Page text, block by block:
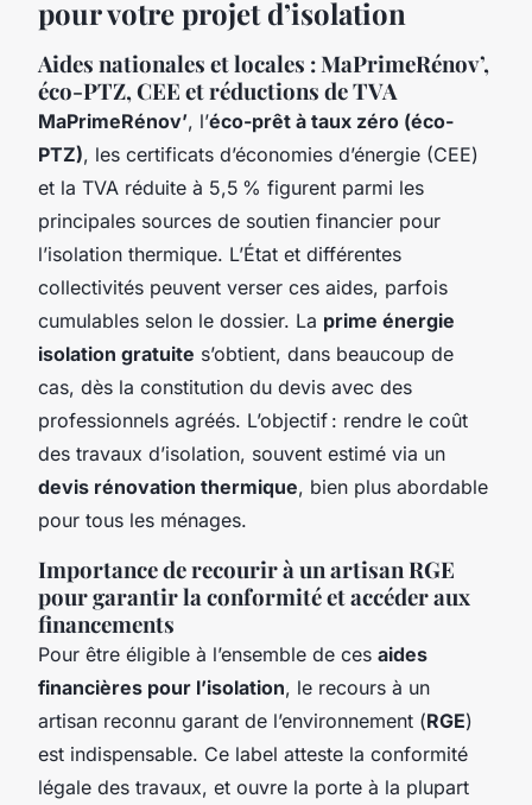
pour votre projet d’isolation
Aides nationales et locales : MaPrimeRénov’,
éco-PTZ, CEE et réductions de TVA
MaPrimeRénov’, l’éco-prêt à taux zéro (éco-
PTZ), les certificats d’économies d’énergie (CEE)
et la TVA réduite à 5,5 % figurent parmi les
principales sources de soutien financier pour
l’isolation thermique. L’État et différentes
collectivités peuvent verser ces aides, parfois
cumulables selon le dossier. La prime énergie
isolation gratuite s’obtient, dans beaucoup de
cas, dès la constitution du devis avec des
professionnels agréés. L’objectif : rendre le coût
des travaux d’isolation, souvent estimé via un
devis rénovation thermique, bien plus abordable
pour tous les ménages.
Importance de recourir à un artisan RGE
pour garantir la conformité et accéder aux
financements
Pour être éligible à l’ensemble de ces aides
financières pour l’isolation, le recours à un
artisan reconnu garant de l’environnement (RGE)
est indispensable. Ce label atteste la conformité
légale des travaux, et ouvre la porte à la plupart